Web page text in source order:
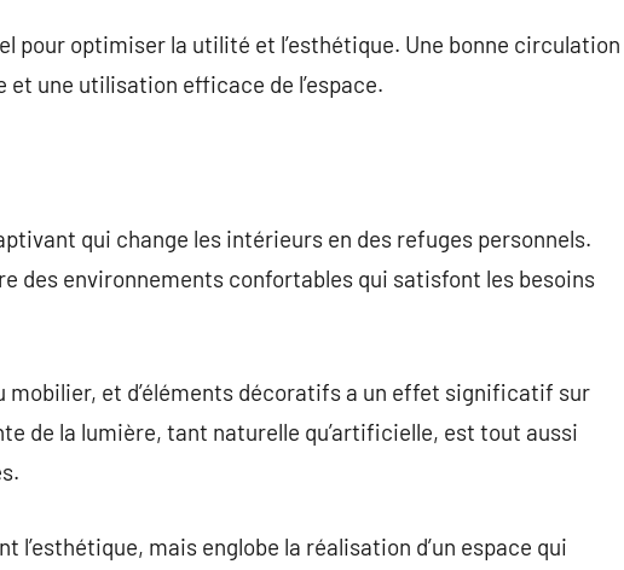
pour optimiser la utilité et l’esthétique. Une bonne circulation
et une utilisation efficace de l’espace.
qui change les intérieurs en des refuges personnels.
des environnements confortables qui satisfont les besoins
mobilier, et d’éléments décoratifs a un effet significatif sur
de la lumière, tant naturelle qu’artificielle, est tout aussi
l’esthétique, mais englobe la réalisation d’un espace qui